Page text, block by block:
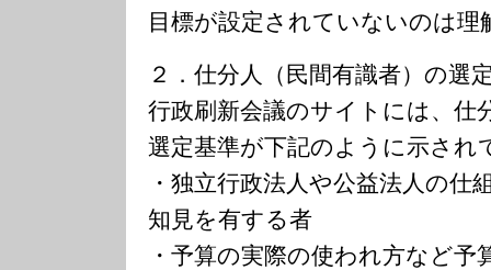
目標が設定されていないのは理
２．仕分人（民間有識者）の選
行政刷新会議のサイトには、仕
選定基準が下記のように示され
・独立行政法人や公益法人の仕
知見を有する者
・予算の実際の使われ方など予